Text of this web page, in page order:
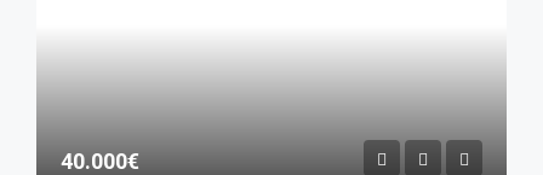
40.000€